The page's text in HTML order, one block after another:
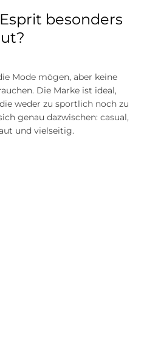
besonders
Mode mögen, aber keine
Die Marke ist ideal,
weder zu sportlich noch zu
genau dazwischen: casual,
und vielseitig.